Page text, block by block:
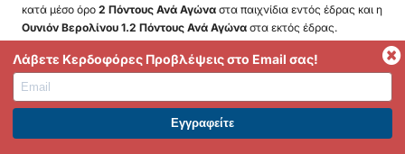
κατά μέσο όρο 2 Πόντους Ανά Αγώνα στα παιχνίδια εντός έδρας και η
Ουνιόν Βερολίνου 1.2 Πόντους Ανά Αγώνα στα εκτός έδρας.
Μπουντεσλίγκα Στατιστικά
Μπουντεσλίγκα Οδηγός Απόδοσης
ΕΓΓΡΑΦΕΙΤΕ ΣΤΟ PREMIUM. ΕΠΩΦΕΛΗΘΕΙΤΕ ΤΩΡΑ.
Λάβετε Κερδοφόρες Προβλέψεις στο Email σας!